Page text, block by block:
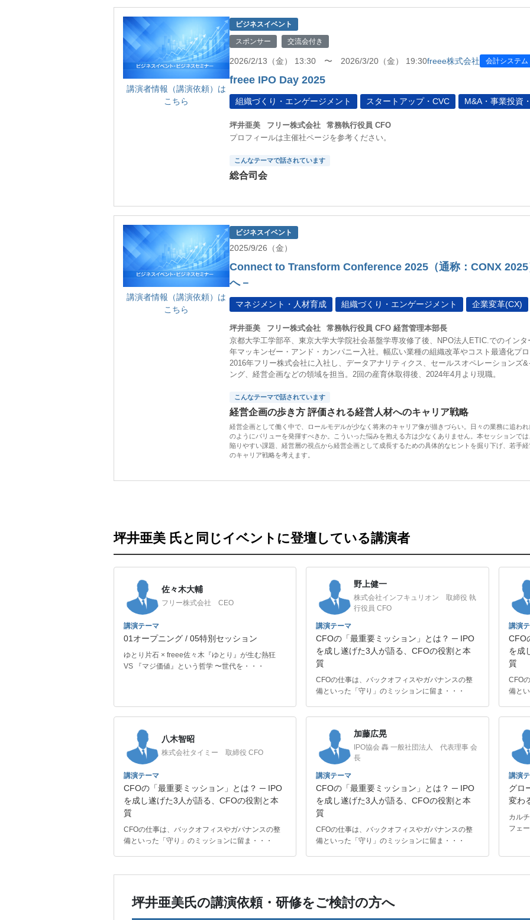
講演者情報（講演依頼）は
こちら
ビジネスイベント
スポンサー 交流会付き
2026/2/13（金） 13:30 〜 2026/3/20（金） 19:30freee株式会社 会計システム
freee IPO Day 2025
組織づくり・エンゲージメント スタートアップ・CVC M&A・事業投資
坪井亜美 フリー株式会社
常務執行役員 CFO
プロフィールは主催社ページを参考ください。
こんなテーマで話されています
総合司会
講演者情報（講演依頼）は
こちら
ビジネスイベント
2025/9/26（金）
Connect to Transform Conference 2025（通称：CONX 2025
へ－
マネジメント・人材育成 組織づくり・エンゲージメント 企業変革(CX)
坪井亜美 フリー株式会社
常務執行役員 CFO 経営管理本部長
京都大学工学部卒、東京大学大学院社会基盤学専攻修了後、NPO法人ETIC.でのイン
年マッキンゼー・アンド・カンパニー入社。幅広い業種の組織改革やコスト最適化プ
2016年フリー株式会社に入社し、データアナリティクス、セールスオペレーションズ
ング、経営企画などの領域を担当。2回の産育休取得後、2024年4月より現職。
こんなテーマで話されています
経営企画の歩き方 評価される経営人材へのキャリア戦略
経営企画として働く中で、ロールモデルが少なく将来のキャリア像が描きづらい。日々の業務に追わ
のようにバリューを発揮すべきか。こういった悩みを抱える方は少なくありません。本セッションで
陥りやすい課題、経営層の視点から経営企画として成長するための具体的なヒントを掘り下げ、若手
のキャリア戦略を考えます。
坪井亜美 氏と同じイベントに登壇している講演者
佐々木大輔
フリー株式会社 CEO
講演テーマ
01オープニング / 05特別セッション
ゆとり片石 × freee佐々木『ゆとり』が生む熱狂
VS 『マジ価値』という哲学 〜世代を・・・
野上健一
株式会社インフキュリオン 取締役 執
行役員 CFO
講演テーマ
CFOの「最重要ミッション」とは？ ─ IPO
を成し遂げた3人が語る、CFOの役割と本
質
CFOの仕事は、バックオフィスやガバナンスの整
備といった「守り」のミッションに留ま・・・
講演
CFO
を成
質
CFO
備と
八木智昭
株式会社タイミー 取締役 CFO
講演テーマ
CFOの「最重要ミッション」とは？ ─ IPO
を成し遂げた3人が語る、CFOの役割と本
質
CFOの仕事は、バックオフィスやガバナンスの整
備といった「守り」のミッションに留ま・・・
加藤広晃
IPO協会 轟 一般社団法人 代表理事 会
長
講演テーマ
CFOの「最重要ミッション」とは？ ─ IPO
を成し遂げた3人が語る、CFOの役割と本
質
CFOの仕事は、バックオフィスやガバナンスの整
備といった「守り」のミッションに留ま・・・
講演
グロ
変わ
カル
フェ
坪井亜美氏の講演依頼・研修をご検討の方へ